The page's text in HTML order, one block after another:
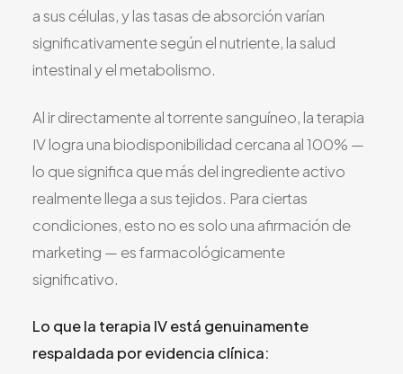
a sus células, y las tasas de absorción varían
significativamente según el nutriente, la salud
intestinal y el metabolismo.
Al ir directamente al torrente sanguíneo, la terapia
IV logra una biodisponibilidad cercana al 100% —
lo que significa que más del ingrediente activo
realmente llega a sus tejidos. Para ciertas
condiciones, esto no es solo una afirmación de
marketing — es farmacológicamente
significativo.
Lo que la terapia IV está genuinamente
respaldada por evidencia clínica: